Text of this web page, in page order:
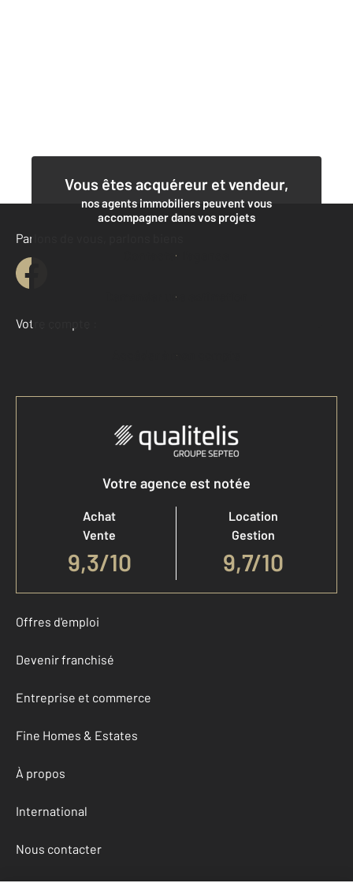
Vous êtes acquéreur et vendeur,
nos agents immobiliers peuvent vous
accompagner dans vos projets
Contacter l'agence
Demander une estimation
Parlons de vous, parlons biens
Votre compte :
Accéder à mon compte
Votre agence est notée
Achat
Vente
9,3/10
Location
Gestion
9,7/10
Offres d'emploi
Devenir franchisé
Entreprise et commerce
Fine Homes & Estates
À propos
International
Nous contacter